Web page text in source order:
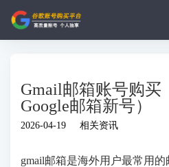
Gmail邮箱账号购买
Google邮箱新号）
2026-04-19 相关资讯
gmail邮箱是海外用户最常用